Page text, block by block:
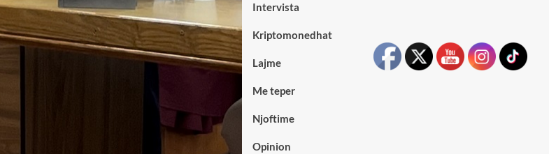
Intervista
Kriptomonedhat
Lajme
Me teper
Njoftime
Opinion